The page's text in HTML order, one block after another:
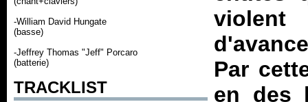
-William David Hungate
(basse)
-Jeffrey Thomas "Jeff" Porcaro
(batterie)
TRACKLIST
violent
Par
en des